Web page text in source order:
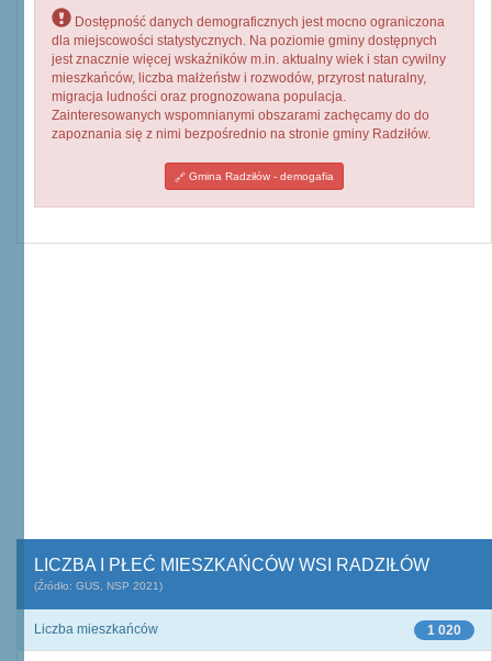
Dostępność danych demograficznych jest mocno ograniczona
dla miejscowości statystycznych. Na poziomie gminy dostępnych
jest znacznie więcej wskaźników m.in. aktualny wiek i stan cywilny
mieszkańców, liczba małżeństw i rozwodów, przyrost naturalny,
migracja ludności oraz prognozowana populacja.
Zainteresowanych wspomnianymi obszarami zachęcamy do do
zapoznania się z nimi bezpośrednio na stronie gminy Radziłów.
Gmina Radziłów - demogafia
LICZBA I PŁEĆ MIESZKAŃCÓW WSI RADZIŁÓW
(Źródło: GUS, NSP 2021)
1 020
Liczba mieszkańców